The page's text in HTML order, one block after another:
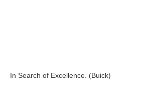
In Search of Excellence. (Buick)